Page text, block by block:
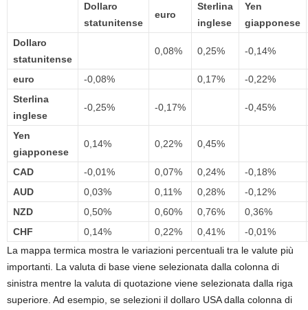
Dollaro
statunitense
euro
Sterlina
inglese
Yen
giapponese
Dollaro
statunitense
0,08% 0,25% -0,14%
euro -0,08% 0,17%
-0,22%
Sterlina
inglese
-0,25% -0,17% -0,45%
Yen
giapponese
0,14% 0,22% 0,45%
CAD -0,01% 0,07% 0,24%
-0,18%
AUD
0,03% 0,11% 0,28%
-0,12%
NZD
0,50% 0,60% 0,76%
0,36%
CHF
0,14% 0,22% 0,41%
-0,01%
La mappa termica mostra le variazioni percentuali tra le valute più
importanti. La valuta di base viene selezionata dalla colonna di
sinistra mentre la valuta di quotazione viene selezionata dalla riga
superiore. Ad esempio, se selezioni il dollaro USA dalla colonna di